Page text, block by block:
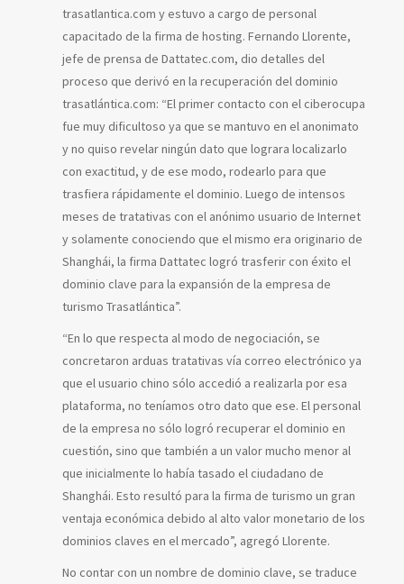
trasatlantica.com y estuvo a cargo de personal
capacitado de la firma de hosting. Fernando Llorente,
jefe de prensa de Dattatec.com, dio detalles del
proceso que derivó en la recuperación del dominio
trasatlántica.com: “El primer contacto con el ciberocupa
fue muy dificultoso ya que se mantuvo en el anonimato
y no quiso revelar ningún dato que lograra localizarlo
con exactitud, y de ese modo, rodearlo para que
trasfiera rápidamente el dominio. Luego de intensos
meses de tratativas con el anónimo usuario de Internet
y solamente conociendo que el mismo era originario de
Shanghái, la firma Dattatec logró trasferir con éxito el
dominio clave para la expansión de la empresa de
turismo Trasatlántica”.
“En lo que respecta al modo de negociación, se
concretaron arduas tratativas vía correo electrónico ya
que el usuario chino sólo accedió a realizarla por esa
plataforma, no teníamos otro dato que ese. El personal
de la empresa no sólo logró recuperar el dominio en
cuestión, sino que también a un valor mucho menor al
que inicialmente lo había tasado el ciudadano de
Shanghái. Esto resultó para la firma de turismo un gran
ventaja económica debido al alto valor monetario de los
dominios claves en el mercado”, agregó Llorente.
No contar con un nombre de dominio clave, se traduce